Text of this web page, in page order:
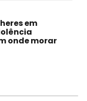
em
onde morar